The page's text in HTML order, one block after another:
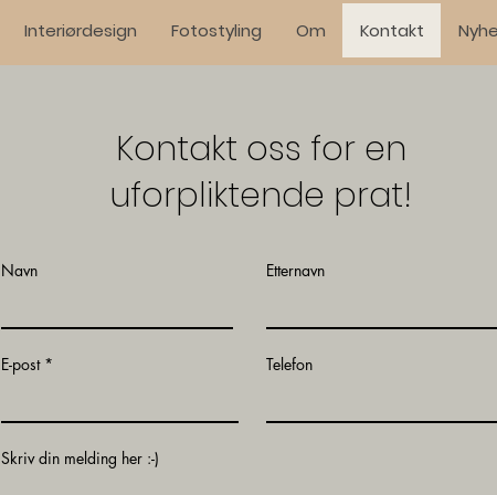
Interiørdesign Fotostyling Om Kontakt
Kontakt oss for en
uforpliktende prat!
Navn Etternavn
E-post Telefon
Skriv din melding her :-)